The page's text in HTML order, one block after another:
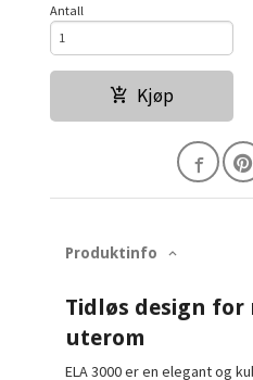
Antall
Kjøp
Produktinfo
Tidløs design for
uterom
ELA 3000 er en elegant og